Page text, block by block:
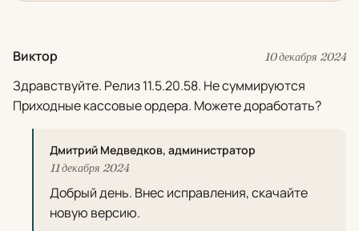
Виктор 10 декабря 2024
Здравствуйте. Релиз 11.5.20.58. Не суммируются
Приходные кассовые ордера. Можете доработать?
Дмитрий Медведков, администратор
11 декабря 2024
Добрый день. Внес исправления, скачайте
новую версию.